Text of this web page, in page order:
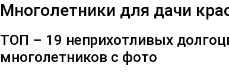
Многолетники для дачи
ТОП – 19 неприхотливых
многолетников с фото